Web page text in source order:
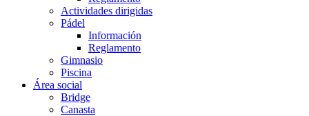
Actividades dirigidas
Pádel
Información
Reglamento
Gimnasio
Piscina
Área social
Bridge
Canasta